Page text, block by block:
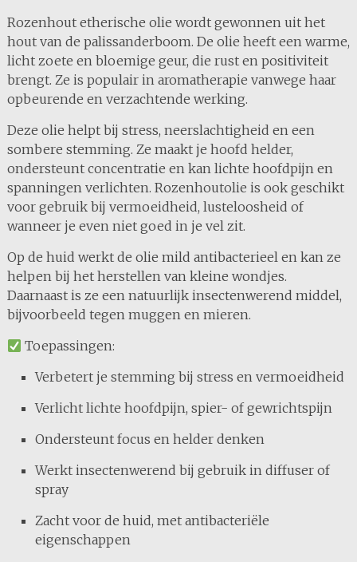
Rozenhout etherische olie wordt gewonnen uit het
hout van de palissanderboom. De olie heeft een warme,
licht zoete en bloemige geur, die rust en positiviteit
brengt. Ze is populair in aromatherapie vanwege haar
opbeurende en verzachtende werking.
Deze olie helpt bij stress, neerslachtigheid en een
sombere stemming. Ze maakt je hoofd helder,
ondersteunt concentratie en kan lichte hoofdpijn en
spanningen verlichten. Rozenhoutolie is ook geschikt
voor gebruik bij vermoeidheid, lusteloosheid of
wanneer je even niet goed in je vel zit.
Op de huid werkt de olie mild antibacterieel en kan ze
helpen bij het herstellen van kleine wondjes.
Daarnaast is ze een natuurlijk insectenwerend middel,
bijvoorbeeld tegen muggen en mieren.
Toepassingen:
Verbetert je stemming bij stress en vermoeidheid
Verlicht lichte hoofdpijn, spier- of gewrichtspijn
Ondersteunt focus en helder denken
Werkt insectenwerend bij gebruik in diffuser of
spray
Zacht voor de huid, met antibacteriële
eigenschappen